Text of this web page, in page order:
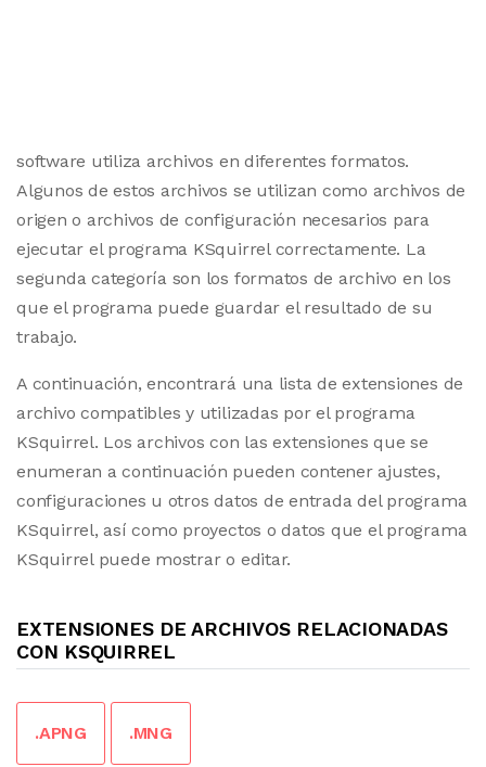
software utiliza archivos en diferentes formatos.
Algunos de estos archivos se utilizan como archivos de
origen o archivos de configuración necesarios para
ejecutar el programa KSquirrel correctamente. La
segunda categoría son los formatos de archivo en los
que el programa puede guardar el resultado de su
trabajo.
A continuación, encontrará una lista de extensiones de
archivo compatibles y utilizadas por el programa
KSquirrel. Los archivos con las extensiones que se
enumeran a continuación pueden contener ajustes,
configuraciones u otros datos de entrada del programa
KSquirrel, así como proyectos o datos que el programa
KSquirrel puede mostrar o editar.
EXTENSIONES DE ARCHIVOS RELACIONADAS
CON KSQUIRREL
.APNG .MNG